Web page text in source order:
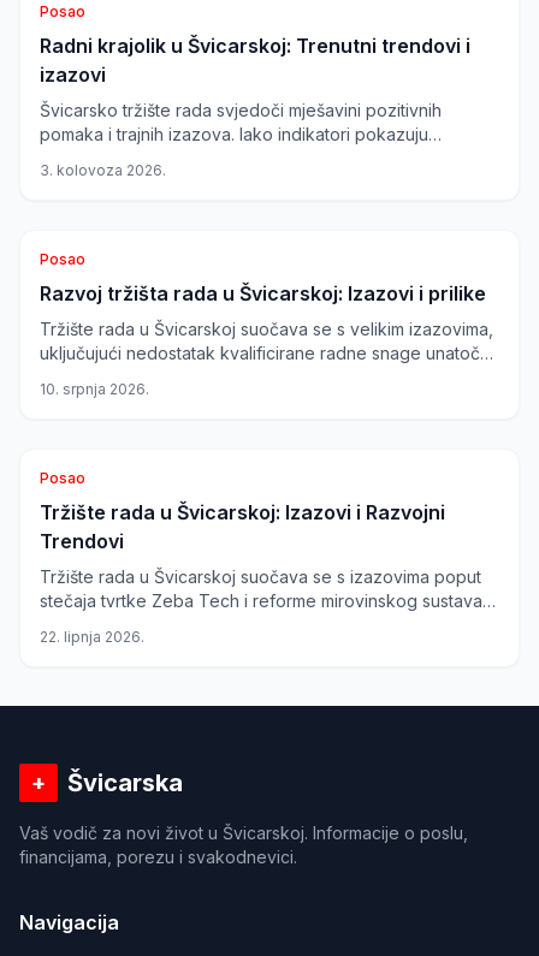
Posao
Radni krajolik u Švicarskoj: Trenutni trendovi i
izazovi
Švicarsko tržište rada svjedoči mješavini pozitivnih
pomaka i trajnih izazova. Iako indikatori pokazuju
dok inovativne metode zapošljavanja i visoko plaćeni
3. kolovoza 2026.
Posao
Razvoj tržišta rada u Švicarskoj: Izazovi i prilike
Tržište rada u Švicarskoj suočava se s velikim izazovima,
uključujući nedostatak kvalificirane radne snage unatoč
porast opcija rada od kuće, što predstavlja novu priliku
10. srpnja 2026.
Posao
Tržište rada u Švicarskoj: Izazovi i Razvojni
Trendovi
Tržište rada u Švicarskoj suočava se s izazovima poput
stečaja tvrtke Zeba Tech i reforme mirovinskog sustava
potreba za fleksibilnijim radnim uvjetima, osobito u
22. lipnja 2026.
+ Švicarska
Vaš vodič za novi život u Švicarskoj. Informacije o poslu,
financijama, porezu i svakodnevici.
Navigacija